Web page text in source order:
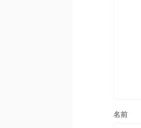
名前